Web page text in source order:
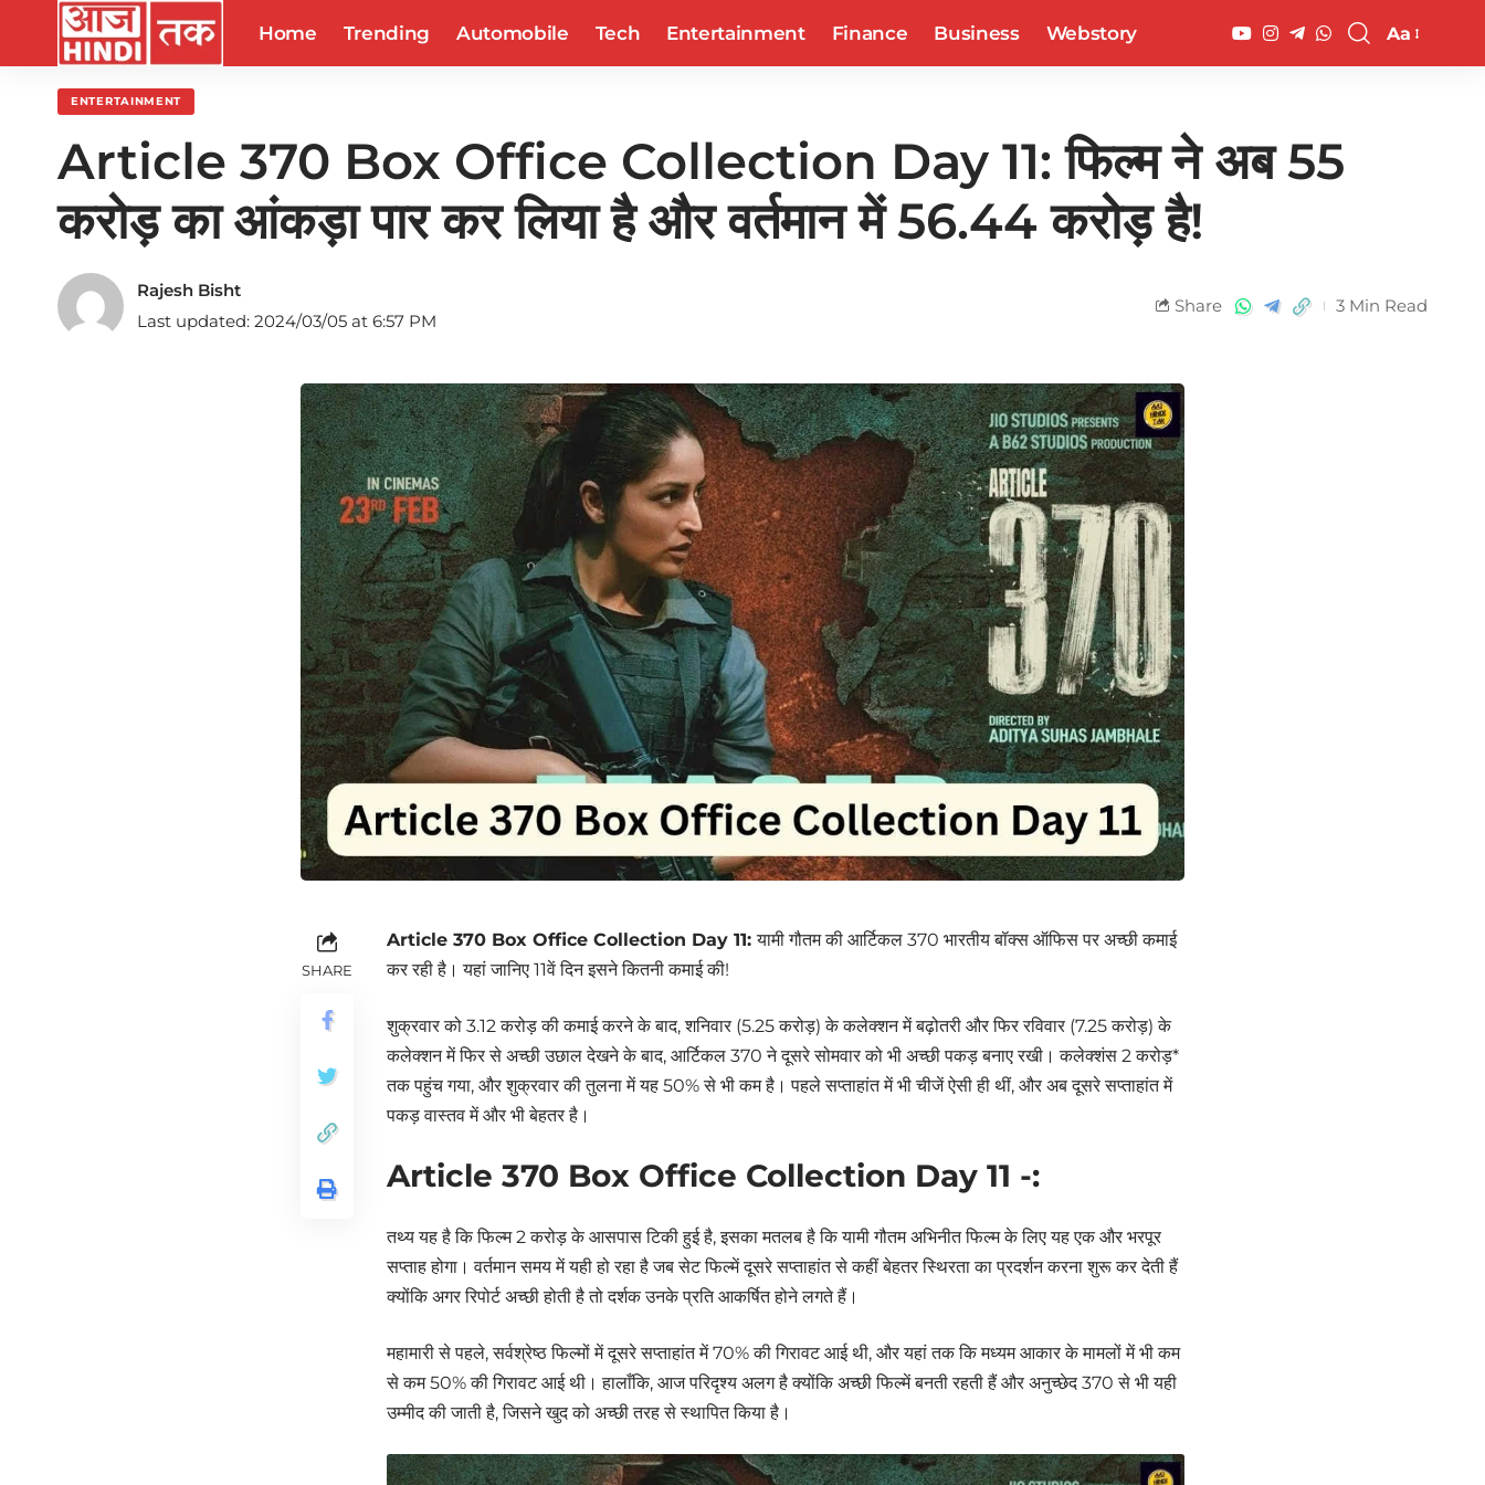
Home Trending Automobile Tech Entertainment Finance Business Webstory Aa
ENTERTAINMENT
Article 370 Box Office Collection Day 11: फिल्म ने अब 55
करोड़ का आंकड़ा पार कर लिया है और वर्तमान में 56.44 करोड़ है!
Last updated: 2024/03/05 at 6:57 PM
Rajesh Bisht
Share 3 Min Read
SHARE
Article 370 Box Office Collection Day 11:यामी गौतम की आर्टिकल 370 भारतीय बॉक्स ऑफिस पर अच्छी कमाई
कर रही है। यहां जानिए 11वें दिन इसने कितनी कमाई की!
शुक्रवार को 3.12 करोड़ की कमाई करने के बाद, शनिवार (5.25 करोड़) के कलेक्शन में बढ़ोतरी और फिर रविवार (7.25 करोड़) के
कलेक्शन में फिर से अच्छी उछाल देखने के बाद, आर्टिकल 370 ने दूसरे सोमवार को भी अच्छी पकड़ बनाए रखी। कलेक्शंस 2 करोड़*
तक पहुंच गया, और शुक्रवार की तुलना में यह 50% से भी कम है। पहले सप्ताहांत में भी चीजें ऐसी ही थीं, और अब दूसरे सप्ताहांत में
पकड़ वास्तव में और भी बेहतर है।
Article 370 Box Office Collection Day 11 -:
तथ्य यह है कि फिल्म 2 करोड़ के आसपास टिकी हुई है, इसका मतलब है कि यामी गौतम अभिनीत फिल्म के लिए यह एक और भरपूर
सप्ताह होगा। वर्तमान समय में यही हो रहा है जब सेट फिल्में दूसरे सप्ताहांत से कहीं बेहतर स्थिरता का प्रदर्शन करना शुरू कर देती हैं
क्योंकि अगर रिपोर्ट अच्छी होती है तो दर्शक उनके प्रति आकर्षित होने लगते हैं।
महामारी से पहले, सर्वश्रेष्ठ फिल्मों में दूसरे सप्ताहांत में 70% की गिरावट आई थी, और यहां तक कि मध्यम आकार के मामलों में भी कम
से कम 50% की गिरावट आई थी। हालाँकि, आज परिदृश्य अलग है क्योंकि अच्छी फिल्में बनती रहती हैं और अनुच्छेद 370 से भी यही
उम्मीद की जाती है, जिसने खुद को अच्छी तरह से स्थापित किया है।